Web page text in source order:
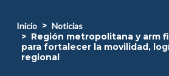
inicio noticias
región metropolitana y arm firman convenio
para fortalecer la movilidad,
regional